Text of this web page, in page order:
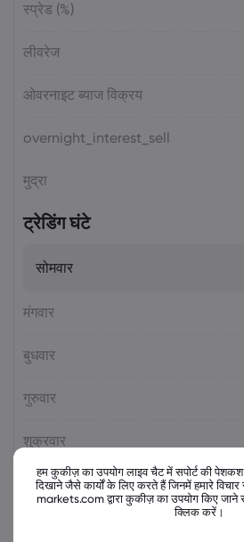
Emma Rose
Overheating, U.S. Trade Policy Risk
स्प्रेड (%)
लीवरेज
ओवरनाइट ब्याज विक्रय
overnight_interest_sell
मुद्रा
ट्रेडिंग घंटे
सोमवार
मंगवार
बुधवार
गुरुवार
शुक्रवार
हम कुकीज़ का उपयोग लाइव चैट में सपोर्ट की
दिखाने जैसे कार्यों के लिए करते हैं जिनमें हमारे
markets.com द्वारा कुकीज़ का उपयोग किए जाने
क्लिक करें।